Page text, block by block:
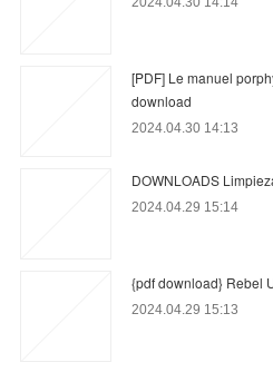
[PDF] Le manuel
download
2024.04.30 14:13
DOWNLOADS
2024.04.29 15:14
{pdf download} Rebel
2024.04.29 15:13